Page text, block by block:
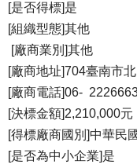
[是否得標]是
[組織型態]其他
[廠商業別]其他
[廠商地址]704臺南市
[廠商電話]06-
[決標金額]2,210,000元
[得標廠商國別]中華民
[是否為中小企業]是